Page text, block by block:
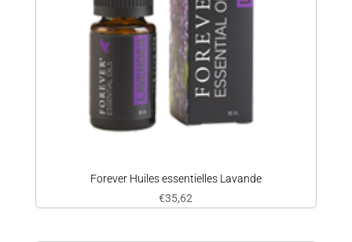
Forever Huiles essentielles Lavande
€35,62